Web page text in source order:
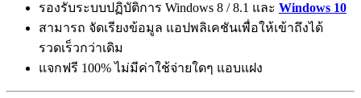
รองรับระบบปฏิบัติการ Windows 8 / 8.1 และ Windows 10
สามารถ จัดเรียงข้อมูล แอปพลิเคชันเพื่อให้เข้าถึงได้
รวดเร็วกว่าเดิม
แจกฟรี 100% ไม่มีค่าใช้จ่ายใดๆ แอบแฝง